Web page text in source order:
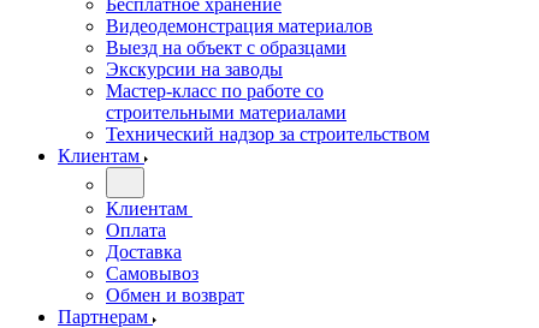
Бесплатное хранение
Видеодемонстрация материалов
Выезд на объект с образцами
Экскурсии на заводы
Мастер-класс по работе со
строительными материалами
Технический надзор за строительством
Клиентам
Клиентам
Оплата
Доставка
Самовывоз
Обмен и возврат
Партнерам